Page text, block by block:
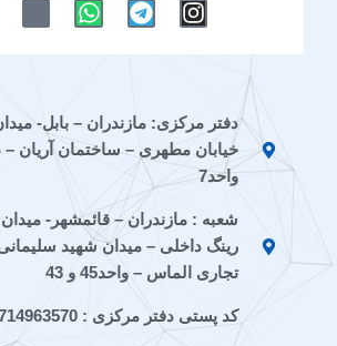
n
t
r
a
m
e
e
a
m
h
p
p
c
-
a
r
a
دفتر مرکزی: مازندران – بابل-
خیابان مطهری – ساختمان آریان
واحد7
شعبه : مازندران – قائمشهر-
رینگ داخلی – میدان شهید
تجاری الماس – واحد45 و 43
کد پستی دفتر مرکزی : 4714963570